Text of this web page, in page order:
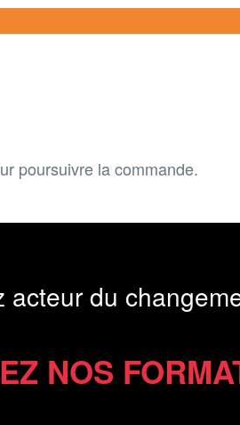
poursuivre la commande.
acteur du
NOS